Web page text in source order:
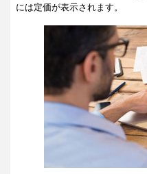
には定価が表示されます。